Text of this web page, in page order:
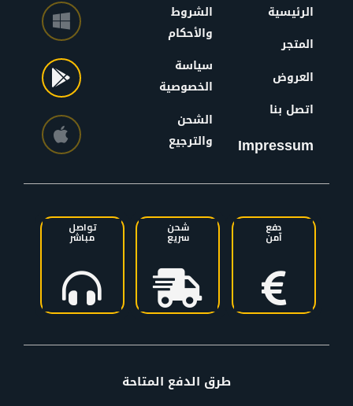
الرئيسية
المتجر
العروض
اتصل بنا
Impressum
الشروط
والأحكام
سياسة
الخصوصية
الشحن
والترجيع
دفع
آمن
شحن
سريع
تواصل
مباشر
طرق الدفع المتاحة